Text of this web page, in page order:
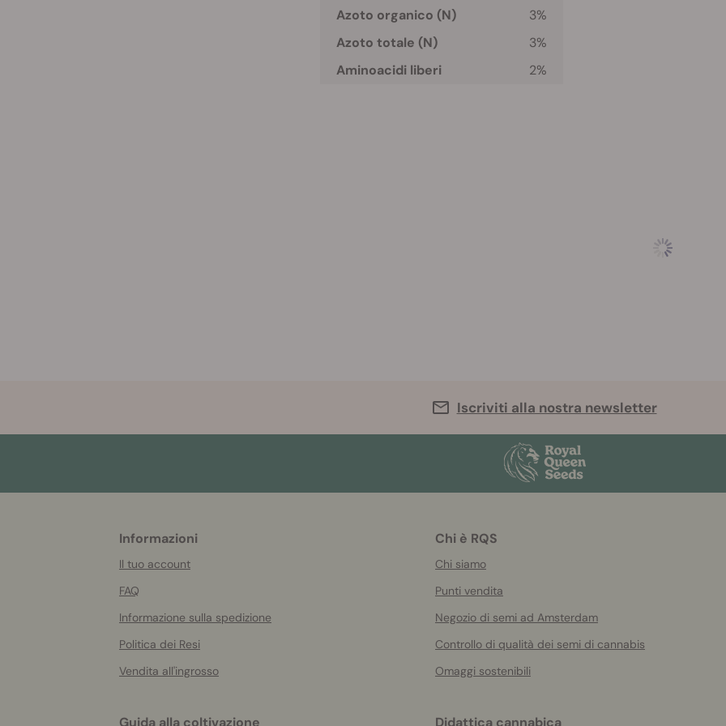
Azoto organico (N)
3%
Azoto totale (N)
3%
Aminoacidi liberi
2%
Iscriviti alla nostra newsletter
Informazioni
Il tuo account
FAQ
Informazione sulla spedizione
Politica dei Resi
Vendita all'ingrosso
Chi è RQS
Chi siamo
Punti vendita
Negozio di semi ad Amsterdam
Controllo di qualità dei semi di cannabis
Omaggi sostenibili
Guida alla coltivazione Didattica cannabica